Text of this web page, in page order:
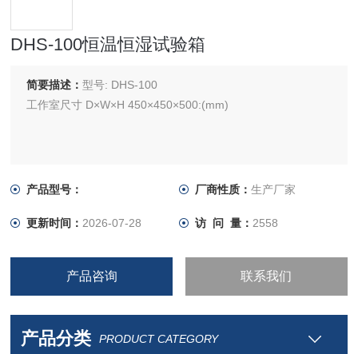
DHS-100恒温恒湿试验箱
简要描述：型号: DHS-100
工作室尺寸 D×W×H 450×450×500:(mm)
产品型号： 厂商性质： 生产厂家
更新时间： 2026-07-28 访 问 量： 2558
产品咨询 联系我们
产品分类 PRODUCT CATEGORY